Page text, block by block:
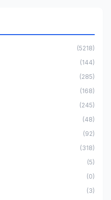
(5218)
(144)
(285)
(168)
(245)
(48)
(92)
(318)
(5)
(0)
(3)